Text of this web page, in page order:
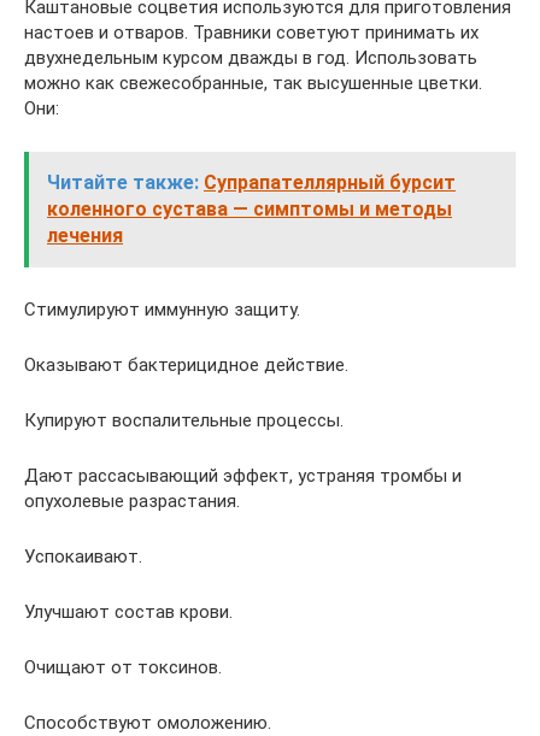
Каштановые соцветия используются для приготовления
настоев и отваров. Травники советуют принимать их
двухнедельным курсом дважды в год. Использовать
можно как свежесобранные, так высушенные цветки.
Они:
Читайте также: Супрапателлярный бурсит
коленного сустава — симптомы и методы
лечения
Стимулируют иммунную защиту.
Оказывают бактерицидное действие.
Купируют воспалительные процессы.
Дают рассасывающий эффект, устраняя тромбы и
опухолевые разрастания.
Успокаивают.
Улучшают состав крови.
Очищают от токсинов.
Способствуют омоложению.